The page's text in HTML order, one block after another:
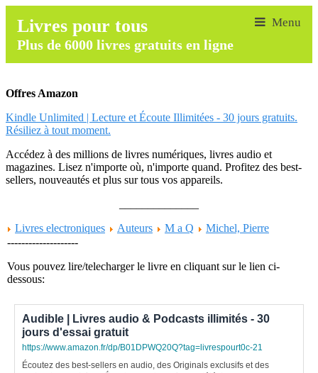
Livres pour tous
Plus de 6000 livres gratuits en ligne
Offres Amazon
Kindle Unlimited | Lecture et Écoute Illimitées - 30 jours gratuits.
Résiliez à tout moment.
Accédez à des millions de livres numériques, livres audio et
magazines. Lisez n'importe où, n'importe quand. Profitez des best-
sellers, nouveautés et plus sur tous vos appareils.
Livres electroniques
Auteurs M a Q
Michel, Pierre
--------------------
Vous pouvez lire/telecharger le livre en cliquant sur le lien ci-
dessous:
Audible | Livres audio & Podcasts illimités - 30
jours d'essai gratuit
https://www.amazon.fr/dp/B01DPWQ20Q?tag=livrespourt0c-21
Écoutez des best-sellers en audio, des Originals exclusifs et des